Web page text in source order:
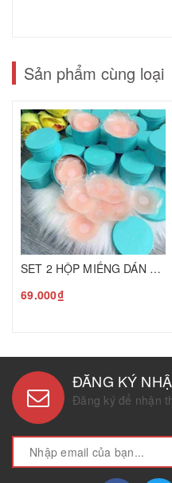
Sản phẩm cùng loại
SET 2 HỘP MIẾNG DÁN NHŨ HOA XANH C25070513
69.000₫
ĐĂNG KÝ
Đăng ký để nhận